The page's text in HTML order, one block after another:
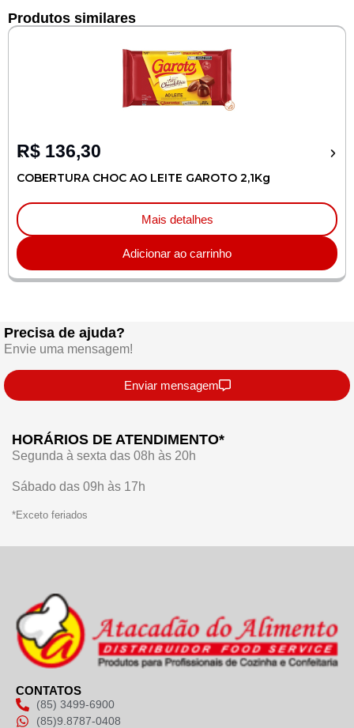
Produtos similares
R$ 136,30
COBERTURA CHOC AO LEITE GAROTO 2,1Kg
Mais detalhes
Adicionar ao carrinho
Precisa de ajuda?
Envie uma mensagem!
Enviar mensagem
HORÁRIOS DE ATENDIMENTO*
Segunda à sexta das 08h às 20h
Sábado das 09h às 17h
*Exceto feriados
(85) 3499-6900
(85)9.8787-0408
CONTATOS